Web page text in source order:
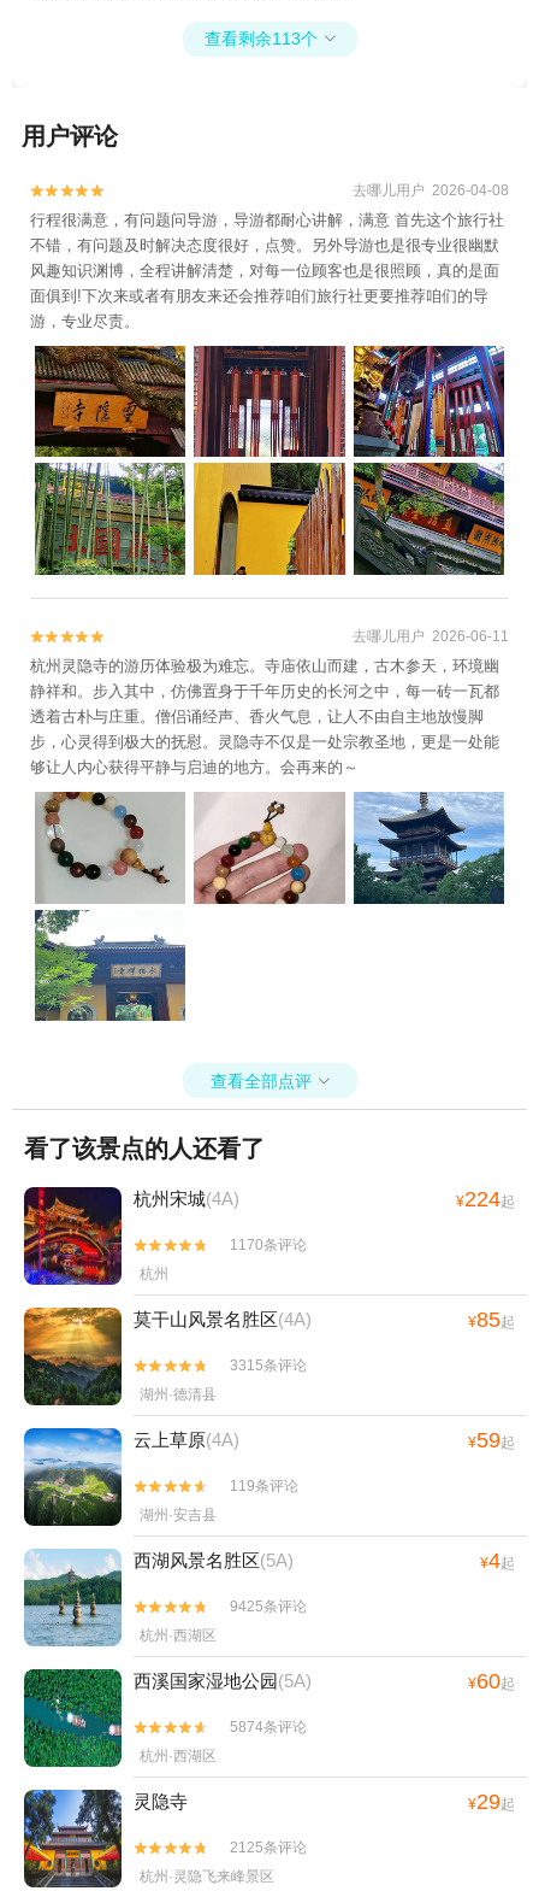
查看剩余113个 
用户评论

 去哪儿用户 2026-04-08
行程很满意，有问题问导游，导游都耐心讲解，满意 首先这个旅行社
不错，有问题及时解决态度很好，点赞。另外导游也是很专业很幽默
风趣知识渊博，全程讲解清楚，对每一位顾客也是很照顾，真的是面
面俱到!下次来或者有朋友来还会推荐咱们旅行社更要推荐咱们的导
游，专业尽责。

 去哪儿用户 2026-06-11
杭州灵隐寺的游历体验极为难忘。寺庙依山而建，古木参天，环境幽
静祥和。步入其中，仿佛置身于千年历史的长河之中，每一砖一瓦都
透着古朴与庄重。僧侣诵经声、香火气息，让人不由自主地放慢脚
步，心灵得到极大的抚慰。灵隐寺不仅是一处宗教圣地，更是一处能
够让人内心获得平静与启迪的地方。会再来的～
查看全部点评 
看了该景点的人还看了
杭州宋城(4A) ¥224起


1170条评论
杭州
莫干山风景名胜区(4A) ¥85起


3315条评论
湖州·德清县
云上草原(4A) ¥59起


119条评论
湖州·安吉县
西湖风景名胜区(5A) ¥4起


9425条评论
杭州·西湖区
西溪国家湿地公园(5A) ¥60起


5874条评论
杭州·西湖区
灵隐寺 ¥29起


2125条评论
杭州·灵隐飞来峰景区